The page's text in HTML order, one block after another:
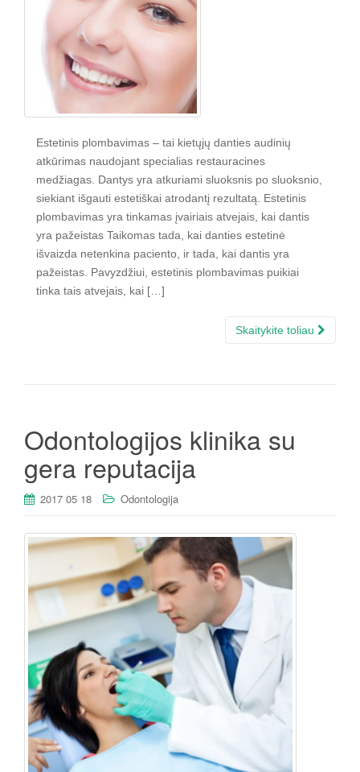
Estetinis plombavimas – tai kietųjų danties audinių
atkūrimas naudojant specialias restauracines
medžiagas. Dantys yra atkuriami sluoksnis po sluoksnio,
siekiant išgauti estetiškai atrodantį rezultatą. Estetinis
plombavimas yra tinkamas įvairiais atvejais, kai dantis
yra pažeistas Taikomas tada, kai danties estetinė
išvaizda netenkina paciento, ir tada, kai dantis yra
pažeistas. Pavyzdžiui, estetinis plombavimas puikiai
tinka tais atvejais, kai […]
Skaitykite toliau
Odontologijos klinika su
gera reputacija
2017 05 18 Odontologija